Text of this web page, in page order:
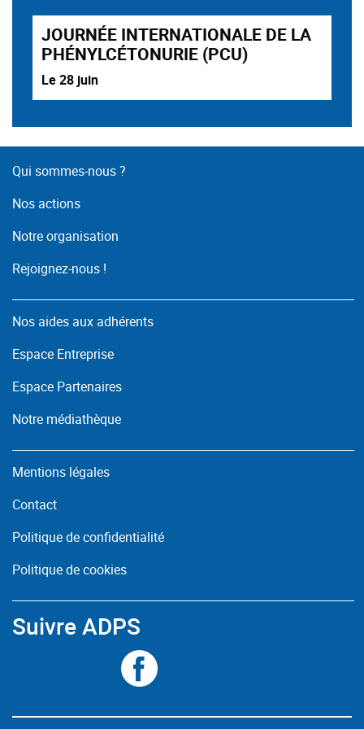
JOURNÉE INTERNATIONALE DE LA
PHÉNYLCÉTONURIE (PCU)
Le 28 juin
Qui sommes-nous ?
Nos actions
Notre organisation
Rejoignez-nous !
Nos aides aux adhérents
Espace Entreprise
Espace Partenaires
Notre médiathèque
Mentions légales
Contact
Politique de confidentialité
Politique de cookies
Suivre ADPS